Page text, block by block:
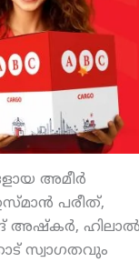
അമീര്‍
പരീത്,
അഷ്‌കര്‍,
സ്വാഗതവും